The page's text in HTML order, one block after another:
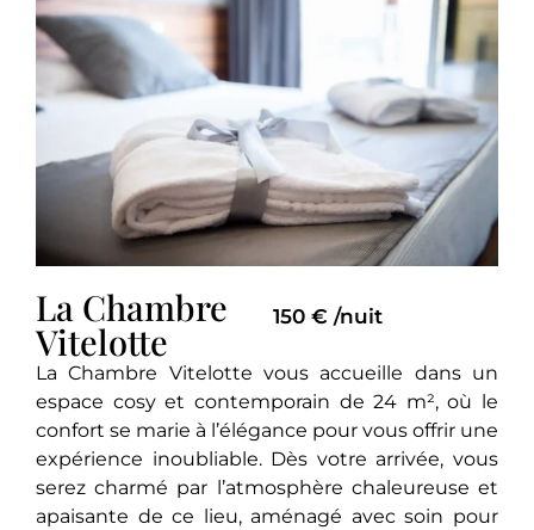
La Chambre
Vitelotte
150 € /nuit
La Chambre Vitelotte vous accueille dans un
espace cosy et contemporain de 24 m², où le
confort se marie à l’élégance pour vous offrir une
expérience inoubliable. Dès votre arrivée, vous
serez charmé par l’atmosphère chaleureuse et
apaisante de ce lieu, aménagé avec soin pour